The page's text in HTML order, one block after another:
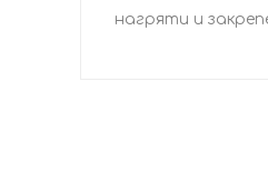
нагряти и